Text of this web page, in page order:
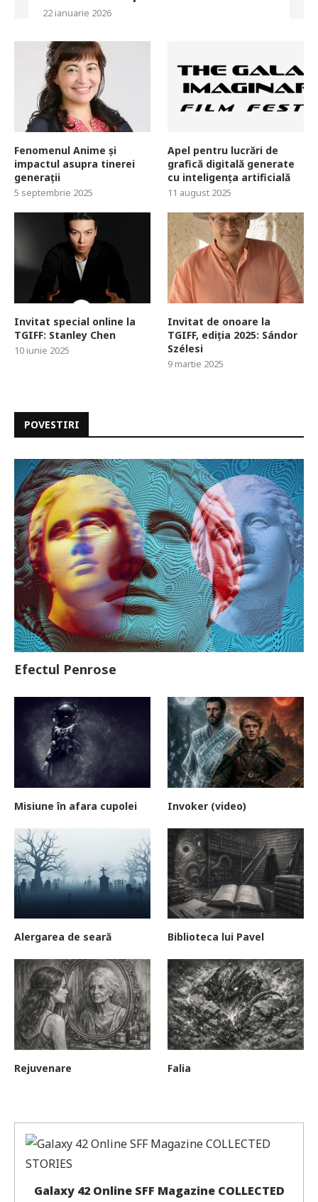
22 ianuarie 2026
Fenomenul Anime și
impactul asupra tinerei
generații
5 septembrie 2025
Apel pentru lucrări de
grafică digitală generate
cu inteligența artificială
11 august 2025
Invitat special online la
TGIFF: Stanley Chen
10 iunie 2025
Invitat de onoare la
TGIFF, ediția 2025: Sándor
Szélesi
9 martie 2025
POVESTIRI
Efectul Penrose
Misiune în afara cupolei Invoker (video)
Alergarea de seară Biblioteca lui Pavel
Rejuvenare Falia
Galaxy 42 Online SFF Magazine COLLECTED